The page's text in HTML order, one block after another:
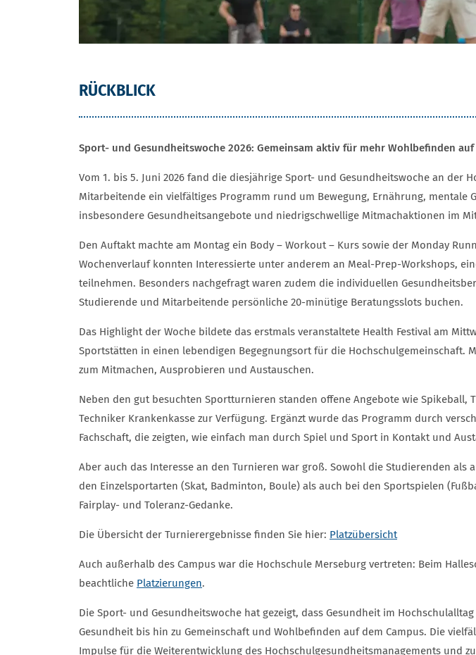
RÜCKBLICK
Sport- und Gesundheitswoche 2026: Gemeinsam aktiv für mehr Wohlbefinden auf
Vom 1. bis 5. Juni 2026 fand die diesjährige Sport- und Gesundheitswoche an der
Mitarbeitende ein vielfältiges Programm rund um Bewegung, Ernährung,
insbesondere Gesundheitsangebote und niedrigschwellige Mitmachaktionen im
Den Auftakt machte am Montag ein Body – Workout – Kurs sowie der Monday
Wochenverlauf konnten Interessierte unter anderem an Meal-Prep-Workshops,
teilnehmen. Besonders nachgefragt waren zudem die individuellen
Studierende und Mitarbeitende persönliche 20-minütige Beratungsslots buchen.
Das Highlight der Woche bildete das erstmals veranstaltete Health Festival am
Sportstätten in einen lebendigen Begegnungsort für die Hochschulgemeinschaft.
zum Mitmachen, Ausprobieren und Austauschen.
Neben den gut besuchten Sportturnieren standen offene Angebote wie Spikeball,
Techniker Krankenkasse zur Verfügung. Ergänzt wurde das Programm durch
Fachschaft, die zeigten, wie einfach man durch Spiel und Sport in Kontakt und
Aber auch das Interesse an den Turnieren war groß. Sowohl die Studierenden
den Einzelsportarten (Skat, Badminton, Boule) als auch bei den Sportspielen
Fairplay- und Toleranz-Gedanke.
Die Übersicht der Turnierergebnisse finden Sie hier: Platzübersicht
Auch außerhalb des Campus war die Hochschule Merseburg vertreten: Beim
beachtliche Platzierungen.
Die Sport- und Gesundheitswoche hat gezeigt, dass Gesundheit im
Gesundheit bis hin zu Gemeinschaft und Wohlbefinden auf dem Campus. Die
Impulse für die Weiterentwicklung des Hochschulgesundheitsmanagements und